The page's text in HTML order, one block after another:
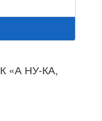
«А НУ-КА,